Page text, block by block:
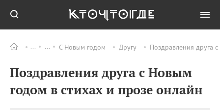
С Новым годом Другу Поздравления друга
Поздравления друга с Новым
годом в стихах и прозе онлайн
ПРАЗДНИКИ Все
08.08 День «Счастье
Happens Day)